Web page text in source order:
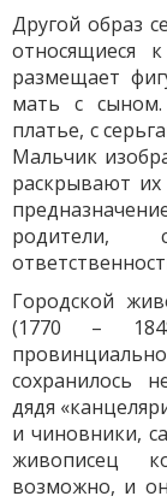
Другой образ
относящиеся
размещает
мать с сыном.
платье, с
Мальчик
раскрывают
родители,
Городской
(1770 –
сохранилось
дядя
и чиновники,
живописец
возможно, и